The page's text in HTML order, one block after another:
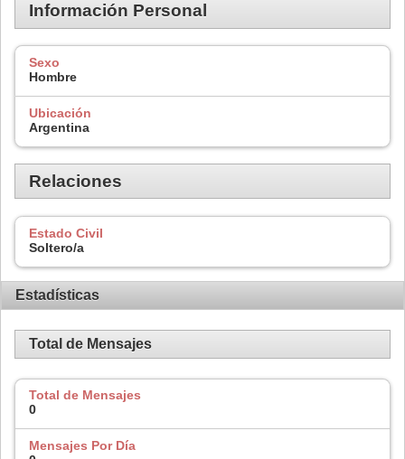
Información Personal
Sexo
Hombre
Ubicación
Argentina
Relaciones
Estado Civil
Soltero/a
Estadísticas
Total de Mensajes
Total de Mensajes
0
Mensajes Por Día